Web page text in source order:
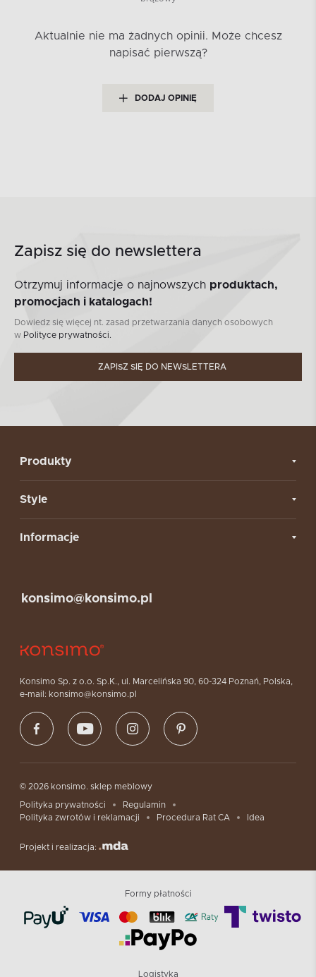
Aktualnie nie ma żadnych opinii. Może chcesz
napisać pierwszą?
DODAJ OPINIĘ
Zapisz się do newslettera
Otrzymuj informacje o najnowszych produktach,
promocjach i katalogach!
Dowiedz się więcej nt. zasad przetwarzania danych osobowych
w Polityce prywatności.
ZAPISZ SIĘ DO NEWSLETTERA
Produkty
Style
Informacje
Konsimo Sp. z o.o. Sp.K., ul. Marcelińska 90, 60-324 Poznań, Polska,
e-mail: konsimo@konsimo.pl
konsimo@konsimo.pl
© 2026 konsimo. sklep meblowy
Polityka prywatności
Regulamin
Polityka zwrotów i reklamacji
Procedura Rat CA Idea
Projekt i realizacja:
Formy płatności
Logistyka